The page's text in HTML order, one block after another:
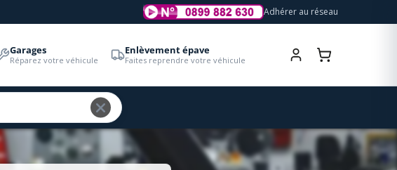
Adhérer au réseau
Garages
Réparez votre véhicule
Enlèvement épave
Faites reprendre votre véhicule